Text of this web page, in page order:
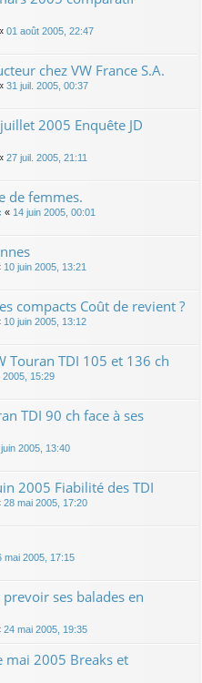
01 août 2005, 22:47
chez VW France S.A.
31 juil. 2005, 00:37
2005 Enquête JD
27 juil. 2005, 21:11
de femmes.
« 14 juin 2005, 00:01
10 juin 2005, 13:21
compacts Coût de revient ?
10 juin 2005, 13:12
Touran TDI 105 et 136 ch
2005, 15:29
TDI 90 ch face à ses
2005, 13:40
2005 Fiabilité des TDI
28 mai 2005, 17:20
mai 2005, 17:15
ses balades en
24 mai 2005, 19:35
mai 2005 Breaks et